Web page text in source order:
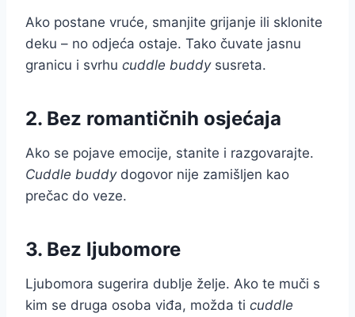
Ako postane vruće, smanjite grijanje ili sklonite
deku – no odjeća ostaje. Tako čuvate jasnu
granicu i svrhu cuddle buddysusreta.
2. Bez romantičnih osjećaja
Ako se pojave emocije, stanite i razgovarajte.
Cuddle buddydogovor nije zamišljen kao
prečac do veze.
3. Bez ljubomore
Ljubomora sugerira dublje želje. Ako te muči s
kim se druga osoba viđa, možda ti cuddle